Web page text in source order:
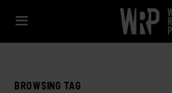
BROWSING TAG